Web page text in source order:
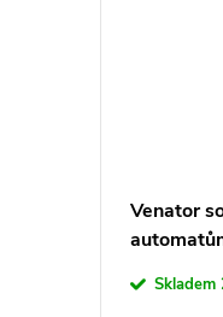
Venator
Skladem